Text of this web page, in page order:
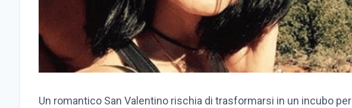
Un romantico San Valentino rischia di trasformarsi in un incubo per